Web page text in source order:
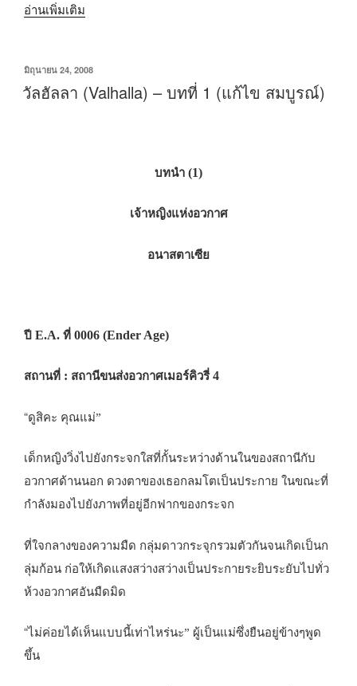
อ่านเพิ่มเติม
ฉลาด
คิด
เขียน
วัน
ที่
มิถุนายน 24, 2008
วัลฮัลลา (Valhalla) – บทที่ 1 (แก้ไข สมบูรณ์)
บทนำ (1)
เจ้าหญิงแห่งอวกาศ
อนาสตาเซีย
ปี E.A. ที่ 0006 (Ender Age)
สถานที่ : สถานีขนส่งอวกาศเมอร์คิวรี่4
“ดูสิคะ คุณแม่”
เด็กหญิงวิ่งไปยังกระจกใสที่กั้นระหว่างด้านในของสถานีกับ
อวกาศด้านนอก ดวงตาของเธอกลมโตเป็นประกาย ในขณะที่
กำลังมองไปยังภาพที่อยู่อีกฟากของกระจก
ที่ใจกลางของความมืด กลุ่มดาวกระจุกรวมตัวกันจนเกิดเป็นก
ลุ่มก้อน ก่อให้เกิดแสงสว่างสว่างเป็นประกายระยิบระยับไปทั่ว
ห้วงอวกาศอันมืดมิด
“ไม่ค่อยได้เห็นแบบนี้เท่าไหร่นะ” ผู้เป็นแม่ซึ่งยืนอยู่ข้างๆพูด
ขึ้น